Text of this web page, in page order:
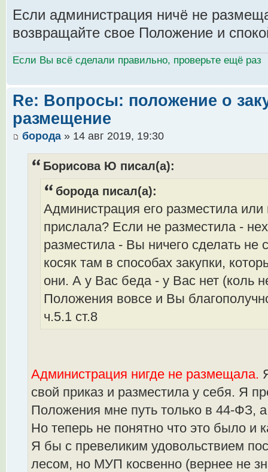
Если администрация ничё не
возвращайте свое Положение и
Если Вы всё сделали правильно, проверьте ещё раз
Re: Вопросы: положение о
размещение
борода » 14 авг 2019, 19:30
Борисова Ю писал(а):
борода писал(а):
Администрация его разместила или
прислала? Если не разместила -
разместила - Вы ничего сделать не
косяк там в способах закупки,
они. А у Вас беда - у Вас нет (коль
Положения вовсе и Вы
ч.5.1 ст.8
Администрация нигде не размещала.
свой приказ и разместила у себя. Я
Положения мне путь только в 44-ФЗ, а
Но теперь не понятно что это было и
Я бы с превеликим удовольствием
лесом, но МУП косвенно (вернее не